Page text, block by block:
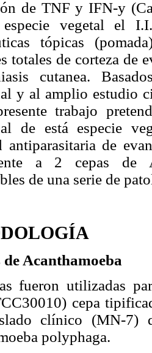
de TNF y IFN-y
vegetal el
tópicas
totales de corteza de
cutanea.
y al amplio estudio
trabajo
de está especie
antiparasitaria de
a 2 cepas de
de una serie de
Acanthamoeba
fueron utilizadas
cepa
clínico (MN-7)
polyphaga.